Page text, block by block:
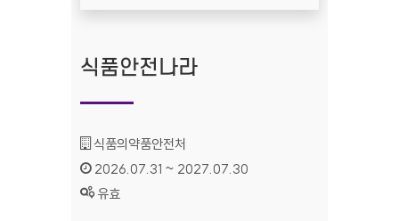
식품안전나라
기관명 :
식품의약품안전처
인증기간 :
2026.07.31 ~ 2027.07.30
상태 :
유효